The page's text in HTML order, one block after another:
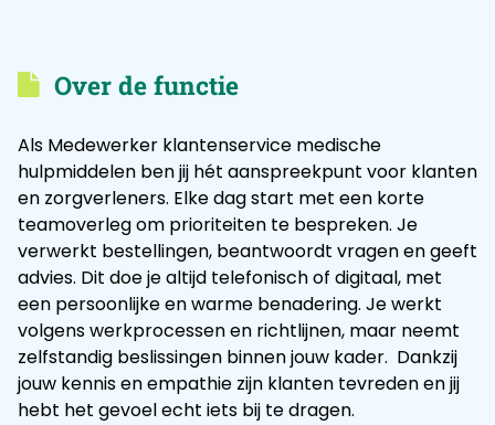
Over de functie
Als Medewerker klantenservice medische
hulpmiddelen ben jij hét aanspreekpunt voor klanten
en zorgverleners. Elke dag start met een korte
teamoverleg om prioriteiten te bespreken. Je
verwerkt bestellingen, beantwoordt vragen en geeft
advies. Dit doe je altijd telefonisch of digitaal, met
een persoonlijke en warme benadering. Je werkt
volgens werkprocessen en richtlijnen, maar neemt
zelfstandig beslissingen binnen jouw kader. Dankzij
jouw kennis en empathie zijn klanten tevreden en jij
hebt het gevoel echt iets bij te dragen.